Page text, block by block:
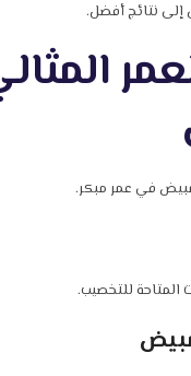
إلى نتائج أفضل.
في عمر مبكر.
للتخصيب.